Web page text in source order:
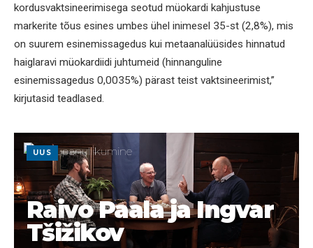
kordusvaktsineerimisega seotud müokardi kahjustuse
markerite tõus esines umbes ühel inimesel 35-st (2,8%), mis
on suurem esinemissagedus kui metaanalüüsides hinnatud
haiglaravi müokardiidi juhtumeid (hinnanguline
esinemissagedus 0,0035%) pärast teist vaktsineerimist,”
kirjutasid teadlased.
UUS
Raivo Paala ja Ingvar
Tšižikov